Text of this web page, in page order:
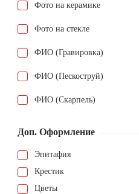
Фото на керамике
Фото на стекле
ФИО (Гравировка)
ФИО (Пескоструй)
ФИО (Скарпель)
Доп. Оформление
Эпитафия
Крестик
Цветы